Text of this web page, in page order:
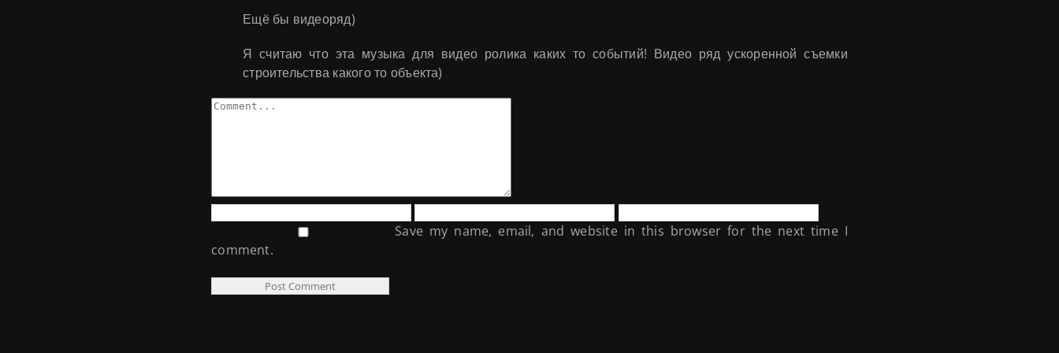
Ещё бы видеоряд)
Я считаю что эта музыка для видео ролика каких то событий! Видео ряд ускоренной съемки
строительства какого то объекта)
Comment
Save my name, email, and website in this browser for the next time I
comment.